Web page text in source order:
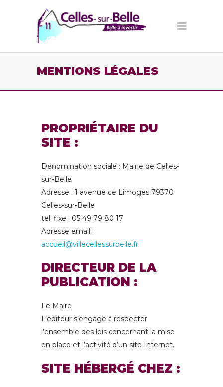
MENTIONS LÉGALES
PROPRIÉTAIRE DU
SITE :
Dénomination sociale : Mairie de Celles-
sur-Belle
Adresse : 1 avenue de Limoges 79370
Celles-sur-Belle
tel. fixe : 05 49 79 80 17
Adresse email :
accueil@villecellessurbelle.fr
DIRECTEUR DE LA
PUBLICATION :
Le Maire
L’éditeur s’engage à respecter
l’ensemble des lois concernant la mise
en place et l’activité d’un site Internet.
SITE HÉBERGÉ CHEZ :